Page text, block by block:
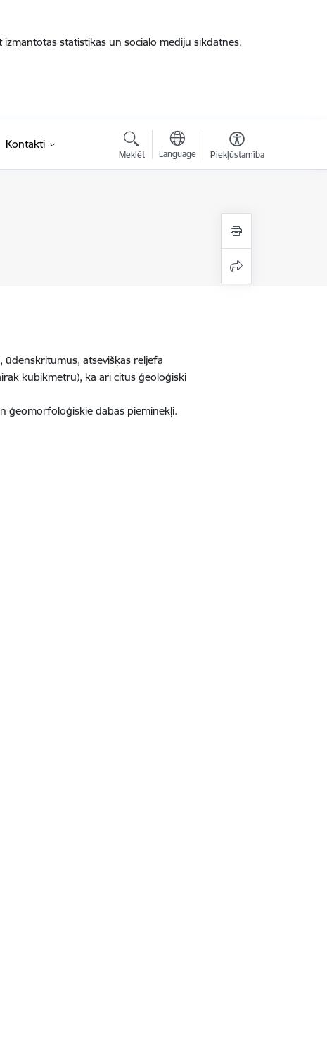
statistikas un sociālo mediju sīkdatnes.
Kontakti
Meklēt Language Piekļūstamība
ūdenskritumus, atsevišķas reljefa
kubikmetru), kā arī citus ģeoloģiski
ģeomorfoloģiskie dabas pieminekļi.